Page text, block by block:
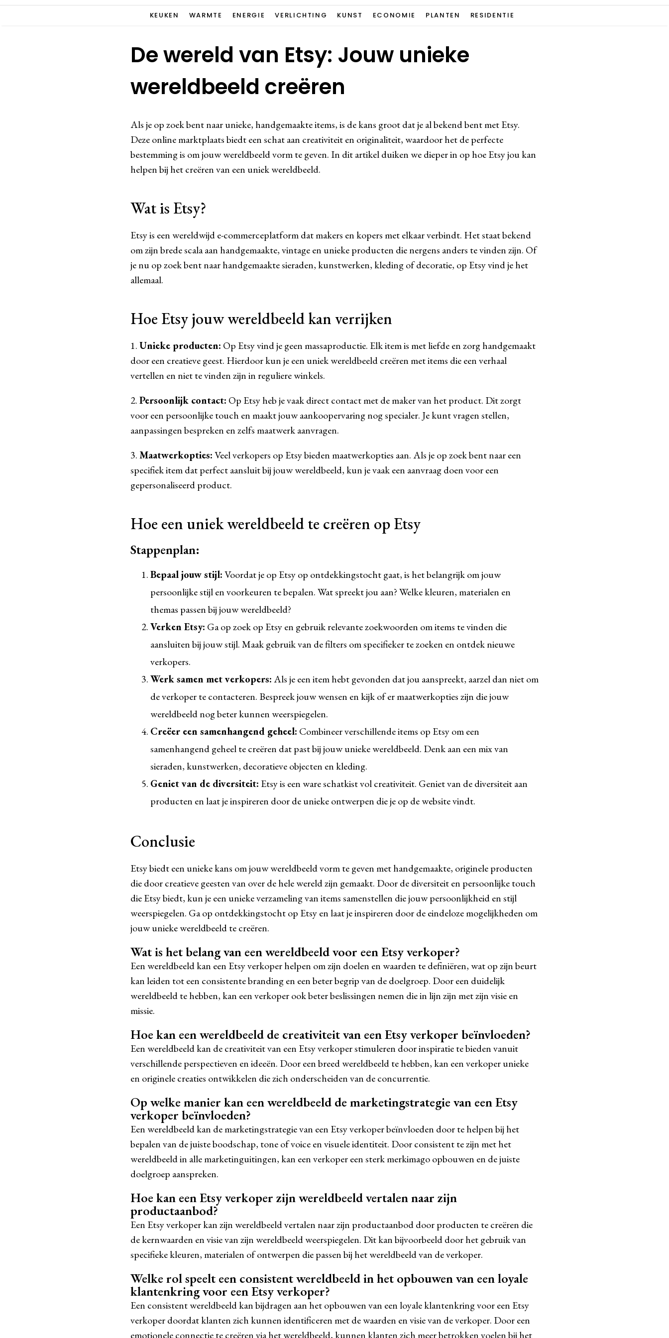
KEUKEN WARMTE ENERGIE VERLICHTING KUNST ECONOMIE PLANTEN RESIDENTIE
De wereld van Etsy: Jouw unieke
wereldbeeld creëren
Als je op zoek bent naar unieke, handgemaakte items, is de kans groot dat je al bekend bent met Etsy.
Deze online marktplaats biedt een schat aan creativiteit en originaliteit, waardoor het de perfecte
bestemming is om jouw wereldbeeld vorm te geven. In dit artikel duiken we dieper in op hoe Etsy jou kan
helpen bij het creëren van een uniek wereldbeeld.
Wat is Etsy?
Etsy is een wereldwijd e-commerceplatform dat makers en kopers met elkaar verbindt. Het staat bekend
om zijn brede scala aan handgemaakte, vintage en unieke producten die nergens anders te vinden zijn. Of
je nu op zoek bent naar handgemaakte sieraden, kunstwerken, kleding of decoratie, op Etsy vind je het
allemaal.
Hoe Etsy jouw wereldbeeld kan verrijken
1.Unieke producten: Op Etsy vind je geen massaproductie. Elk item is met liefde en zorg handgemaakt
door een creatieve geest. Hierdoor kun je een uniek wereldbeeld creëren met items die een verhaal
vertellen en niet te vinden zijn in reguliere winkels.
2.Persoonlijk contact: Op Etsy heb je vaak direct contact met de maker van het product. Dit zorgt
voor een persoonlijke touch en maakt jouw aankoopervaring nog specialer. Je kunt vragen stellen,
aanpassingen bespreken en zelfs maatwerk aanvragen.
3.Maatwerkopties:Veel verkopers op Etsy bieden maatwerkopties aan. Als je op zoek bent naar een
specifiek item dat perfect aansluit bij jouw wereldbeeld, kun je vaak een aanvraag doen voor een
gepersonaliseerd product.
Hoe een uniek wereldbeeld te creëren op Etsy
Stappenplan:
Bepaal jouw stijl:Voordat je op Etsy op ontdekkingstocht gaat, is het belangrijk om jouw
persoonlijke stijl en voorkeuren te bepalen. Wat spreekt jou aan? Welke kleuren, materialen en
themas passen bij jouw wereldbeeld?
Verken Etsy: Ga op zoek op Etsy en gebruik relevante zoekwoorden om items te vinden die
aansluiten bij jouw stijl. Maak gebruik van de filters om specifieker te zoeken en ontdek nieuwe
verkopers.
Werk samen met verkopers:Als je een item hebt gevonden dat jou aanspreekt, aarzel dan niet om
de verkoper te contacteren. Bespreek jouw wensen en kijk of er maatwerkopties zijn die jouw
wereldbeeld nog beter kunnen weerspiegelen.
Creëer een samenhangend geheel: Combineer verschillende items op Etsy om een
samenhangend geheel te creëren dat past bij jouw unieke wereldbeeld. Denk aan een mix van
sieraden, kunstwerken, decoratieve objecten en kleding.
Geniet van de diversiteit: Etsy is een ware schatkist vol creativiteit. Geniet van de diversiteit aan
producten en laat je inspireren door de unieke ontwerpen die je op de website vindt.
Conclusie
Etsy biedt een unieke kans om jouw wereldbeeld vorm te geven met handgemaakte, originele producten
die door creatieve geesten van over de hele wereld zijn gemaakt. Door de diversiteit en persoonlijke touch
die Etsy biedt, kun je een unieke verzameling van items samenstellen die jouw persoonlijkheid en stijl
weerspiegelen. Ga op ontdekkingstocht op Etsy en laat je inspireren door de eindeloze mogelijkheden om
jouw unieke wereldbeeld te creëren.
Wat is het belang van een wereldbeeld voor een Etsy verkoper?
Een wereldbeeld kan een Etsy verkoper helpen om zijn doelen en waarden te definiëren, wat op zijn beurt
kan leiden tot een consistente branding en een beter begrip van de doelgroep. Door een duidelijk
wereldbeeld te hebben, kan een verkoper ook beter beslissingen nemen die in lijn zijn met zijn visie en
missie.
Hoe kan een wereldbeeld de creativiteit van een Etsy verkoper beïnvloeden?
Een wereldbeeld kan de creativiteit van een Etsy verkoper stimuleren door inspiratie te bieden vanuit
verschillende perspectieven en ideeën. Door een breed wereldbeeld te hebben, kan een verkoper unieke
en originele creaties ontwikkelen die zich onderscheiden van de concurrentie.
Op welke manier kan een wereldbeeld de marketingstrategie van een Etsy
verkoper beïnvloeden?
Een wereldbeeld kan de marketingstrategie van een Etsy verkoper beïnvloeden door te helpen bij het
bepalen van de juiste boodschap, tone of voice en visuele identiteit. Door consistent te zijn met het
wereldbeeld in alle marketinguitingen, kan een verkoper een sterk merkimago opbouwen en de juiste
doelgroep aanspreken.
Hoe kan een Etsy verkoper zijn wereldbeeld vertalen naar zijn
productaanbod?
Een Etsy verkoper kan zijn wereldbeeld vertalen naar zijn productaanbod door producten te creëren die
de kernwaarden en visie van zijn wereldbeeld weerspiegelen. Dit kan bijvoorbeeld door het gebruik van
specifieke kleuren, materialen of ontwerpen die passen bij het wereldbeeld van de verkoper.
Welke rol speelt een consistent wereldbeeld in het opbouwen van een loyale
klantenkring voor een Etsy verkoper?
Een consistent wereldbeeld kan bijdragen aan het opbouwen van een loyale klantenkring voor een Etsy
verkoper doordat klanten zich kunnen identificeren met de waarden en visie van de verkoper. Door een
emotionele connectie te creëren via het wereldbeeld, kunnen klanten zich meer betrokken voelen bij het